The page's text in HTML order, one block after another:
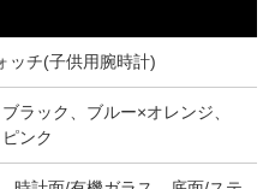
ッチ(子供用腕時計)
ラック、ブルー×オレンジ、
ンク